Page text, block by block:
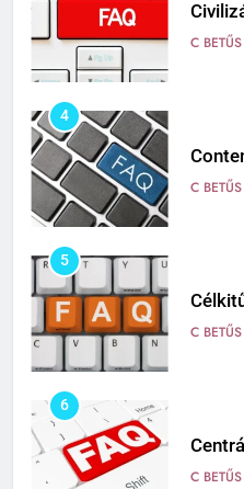
C
4
C
5
C
6
C